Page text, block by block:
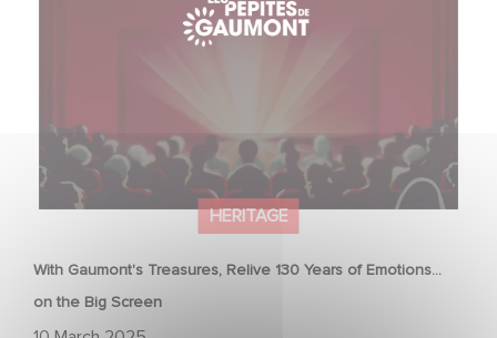
HERITAGE
With Gaumont's Treasures, Relive 130 Years of Emotions…
on the Big Screen
Emotions… on the Big Screen